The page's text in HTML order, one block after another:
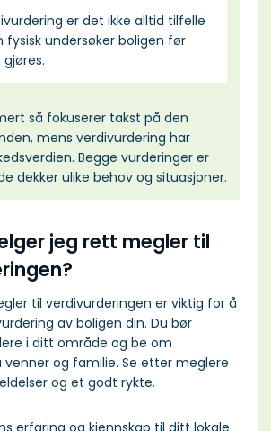
er det ikke alltid tilfelle
undersøker boligen før
så fokuserer takst på den
mens verdivurdering har
Begge vurderinger er
dekker ulike behov og situasjoner.
jeg rett megler til
til verdivurderingen er viktig for å
av boligen din. Du bør
i ditt område og be om
og familie. Se etter meglere
og et godt rykte.
erfaring og kjennskap til ditt lokale